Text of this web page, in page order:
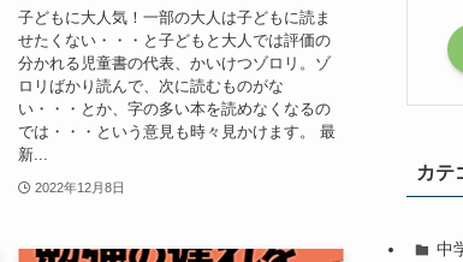
子どもに大人気！一部の大人は子どもに読ま
せたくない・・・と子どもと大人では評価の
分かれる児童書の代表、かいけつゾロリ。ゾ
ロリばかり読んで、次に読むものがな
い・・・とか、字の多い本を読めなくなるの
では・・・という意見も時々見かけます。 最
新...
2022年12月8日
カテ
中